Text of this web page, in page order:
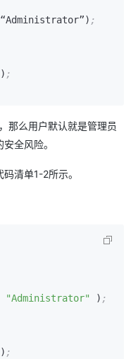
;
;
那么用户默认就是管理员
全风险。
清单1-2所示。
"Administrator" ) ;
;